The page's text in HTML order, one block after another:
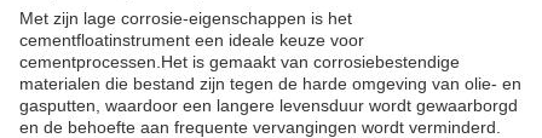
Met zijn lage corrosie-eigenschappen is het
cementfloatinstrument een ideale keuze voor
cementprocessen.Het is gemaakt van corrosiebestendige
materialen die bestand zijn tegen de harde omgeving van olie- en
gasputten, waardoor een langere levensduur wordt gewaarborgd
en de behoefte aan frequente vervangingen wordt verminderd.